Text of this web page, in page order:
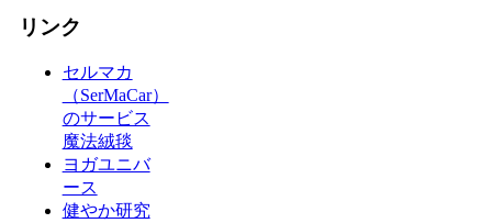
リンク
セルマカ
（SerMaCar）
のサービス
魔法絨毯
ヨガユニバ
ース
健やか研究